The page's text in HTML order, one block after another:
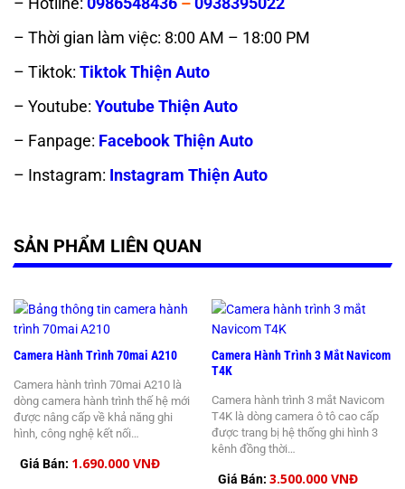
– Thời gian làm việc: 8:00 AM – 18:00 PM
– Tiktok: Tiktok Thiện Auto
– Youtube: Youtube Thiện Auto
– Fanpage: Facebook Thiện Auto
– Instagram: Instagram Thiện Auto
SẢN PHẨM LIÊN QUAN
Camera Hành Trình 70mai A210
Camera hành trình 70mai A210 là
dòng camera hành trình thế hệ mới
được nâng cấp về khả năng ghi
hình, công nghệ kết nối…
Giá Bán: 1.690.000 VNĐ
Camera Hành Trình 3 Mắt Navicom
T4K
Camera hành trình 3 mắt Navicom
T4K là dòng camera ô tô cao cấp
được trang bị hệ thống ghi hình 3
kênh đồng thời…
Giá Bán: 3.500.000 VNĐ